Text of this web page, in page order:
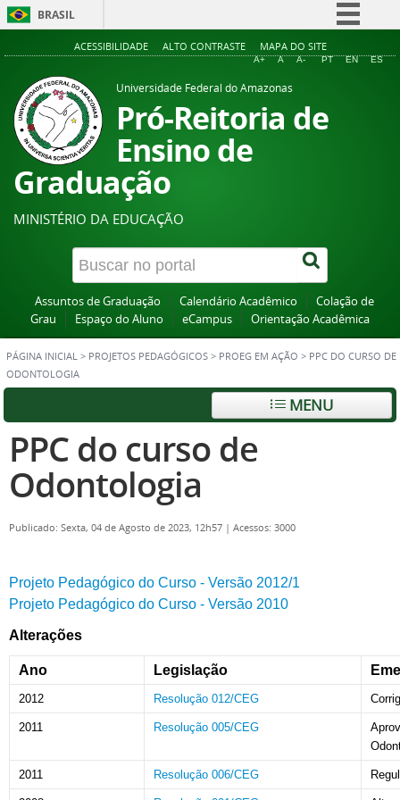
BRASIL
Simplifique!
Acesso à informação
ACESSIBILIDADE ALTO CONTRASTE MAPA DO SITE
A+ A A- PT EN ES
Universidade Federal do Amazonas
Pró-Reitoria de
Ensino de
Graduação
MINISTÉRIO DA EDUCAÇÃO
Assuntos de Graduação Calendário Acadêmico
Colação de
Grau
Espaço do Aluno eCampus Orientação Acadêmica
PÁGINA INICIAL > PROJETOS PEDAGÓGICOS > PROEG EM AÇÃO > PPC DO CURSO DE
ODONTOLOGIA
MENU
PPC do curso de
Odontologia
Publicado: Sexta, 04 de Agosto de 2023, 12h57 | Acessos: 3000
Projeto Pedagógico do Curso - Versão 2012/1
Projeto Pedagógico do Curso - Versão 2010
Alterações
Ano Legislação
2012 Resolução 012/CEG
2011 Resolução 005/CEG
2011 Resolução 006/CEG